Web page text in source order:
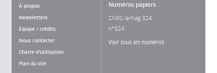
À propos
Newsletters
Équipe / crédits
Nous contacter
Charte d'utilisation
Plan du site
Numéros papiers
CNRS lemag 324
n°324
Voir tous les numéros